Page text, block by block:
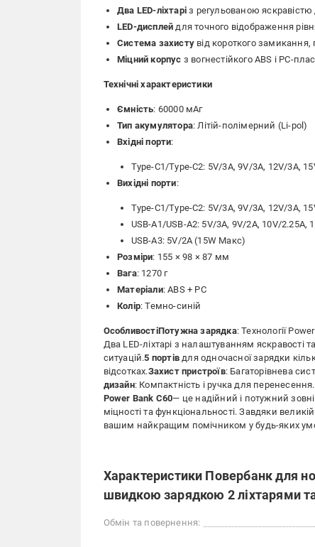
Два LED-ліхтарі з регульованою
LED-дисплей для точного відображення
Система захисту від короткого замикання,
Міцний корпус з вогнестійкого ABS і PC-
Технічні характеристики
Ємність: 60000 мАг
Тип акумулятора: Літій-полімерний (Li-pol)
Вхідні порти:
Type-C1/Type-C2: 5V/3A, 9V/3A, 12V/3A,
Вихідні порти:
Type-C1/Type-C2: 5V/3A, 9V/3A, 12V/3A,
USB-A1/USB-A2: 5V/3A, 9V/2A, 10V/2.25A,
USB-A3: 5V/2A (15W Макс)
Розміри: 155 × 98 × 87 мм
Вага: 1270 г
Матеріали: ABS + PC
Колір: Темно-синій
ОсобливостіПотужна зарядка: Технології
Два LED-ліхтарі з налаштуванням яскравості
ситуацій.5 портівдля одночасної зарядки
відсотках.Захист пристроїв: Багаторівнева
дизайн: Компактність і ручка для перенесення.
Power Bank C60— це надійний і потужний
міцності та функціональності. Завдяки
вашим найкращим помічником у будь-яких
Характеристики Повербанк для
швидкою зарядкою 2 ліхтарями
Обмін та повернення: